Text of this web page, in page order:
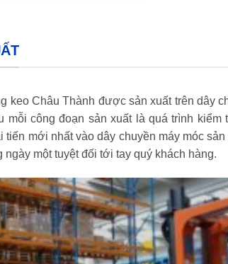
keo Châu Thành được sản xuất trên dây
mỗi công đoạn sản xuất là quá trình
mới nhất vào dây chuyền máy móc
một tuyệt đối tới tay quý khách hàng.